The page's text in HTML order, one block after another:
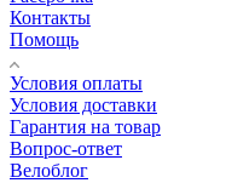
Контакты
Помощь
Условия оплаты
Условия доставки
Гарантия на товар
Вопрос-ответ
Велоблог